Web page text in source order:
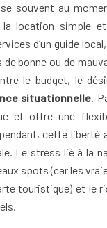
souvent au
location simple
d’un guide
de bonne ou de
le budget, le
situationnelle.
et offre une
cette
Le stress lié à la
spots (car les
touristique) et le